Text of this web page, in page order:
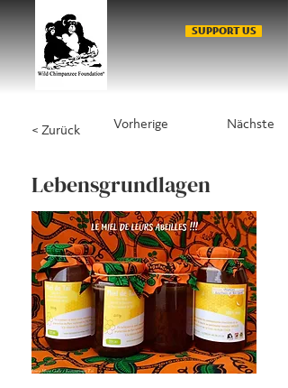
SUPPORT US
< Zurück Vorherige Nächste
Lebensgrundlagen